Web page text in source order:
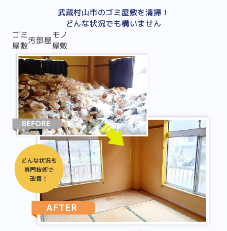
武蔵村山市のゴミ屋敷を清掃！
どんな状況でも構いません
ゴミ
屋敷
汚部屋
モノ
屋敷